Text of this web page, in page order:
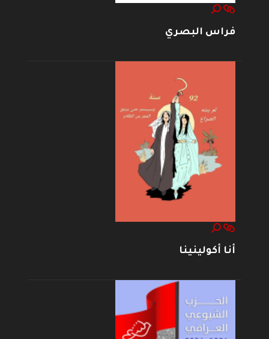
فراس البصري
أنا أكولينينا